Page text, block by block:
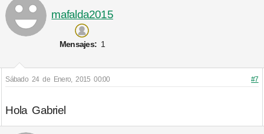
mafalda2015
Mensajes: 1
Sábado 24 de Enero, 2015 00:00 #7
Hola Gabriel